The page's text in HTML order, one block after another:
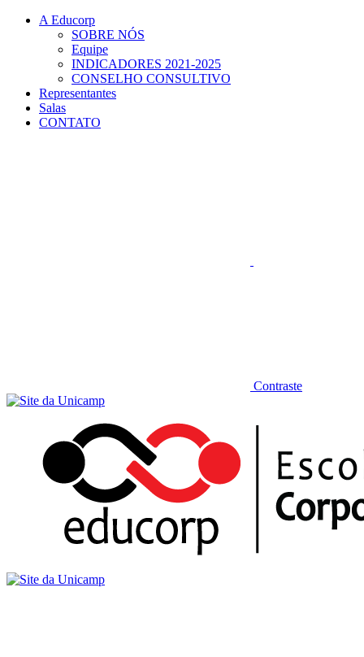
Conteúdo principal
A Educorp
SOBRE NÓS
Equipe
INDICADORES 2021-2025
CONSELHO CONSULTIVO
Representantes
Salas
CONTATO
Contraste